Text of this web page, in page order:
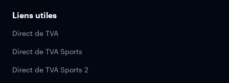
Liens utiles
Direct de TVA
Direct de TVA Sports
Direct de TVA Sports 2